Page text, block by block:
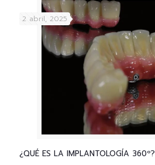
2 abril, 2025
¿QUÉ ES LA IMPLANTOLOGÍA 360º?